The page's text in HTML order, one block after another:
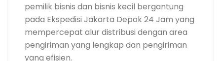
pemilik bisnis dan bisnis kecil bergantung
pada Ekspedisi Jakarta Depok 24 Jam yang
mempercepat alur distribusi dengan area
pengiriman yang lengkap dan pengiriman
yang efisien.